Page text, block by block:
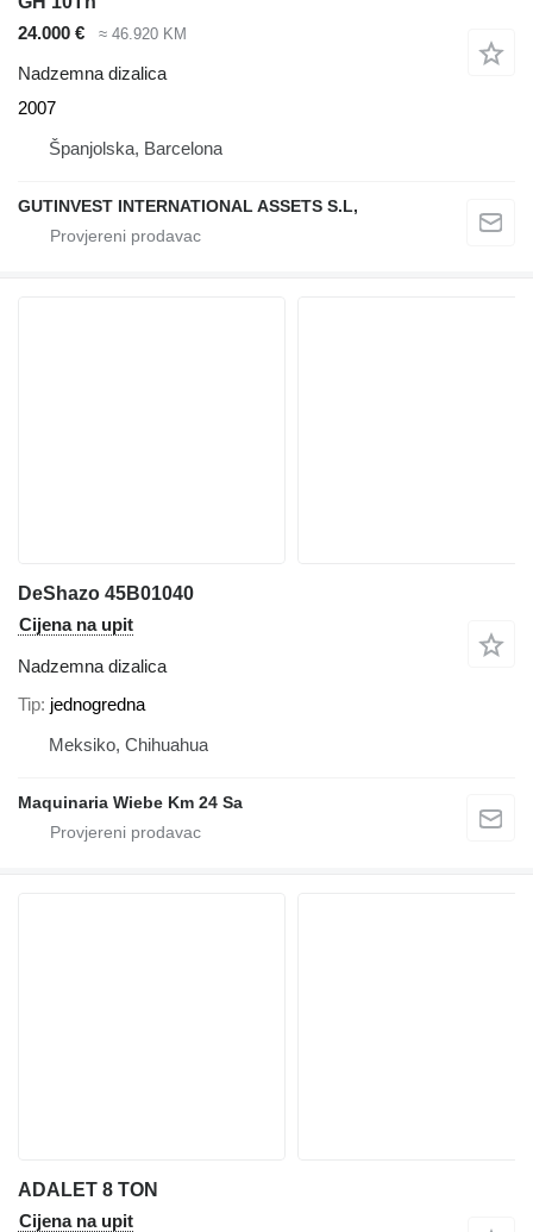
24.000 €
≈ 46.920 KM
Nadzemna dizalica
2007
Španjolska, Barcelona
GUTINVEST INTERNATIONAL ASSETS S.L,
DeShazo 45B01040
Cijena na upit
Nadzemna dizalica
Tip jednogredna
Meksiko, Chihuahua
Maquinaria Wiebe Km 24 Sa
ADALET 8 TON
Cijena na upit